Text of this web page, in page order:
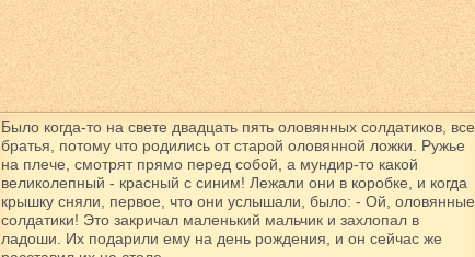
Было когда-то на свете двадцать пять оловянных солдатиков, все
братья, потому что родились от старой оловянной ложки. Ружье
на плече, смотрят прямо перед собой, а мундир-то какой
великолепный - красный с синим! Лежали они в коробке, и когда
крышку сняли, первое, что они услышали, было: - Ой, оловянные
солдатики! Это закричал маленький мальчик и захлопал в
ладоши. Их подарили ему на день рождения, и он сейчас же